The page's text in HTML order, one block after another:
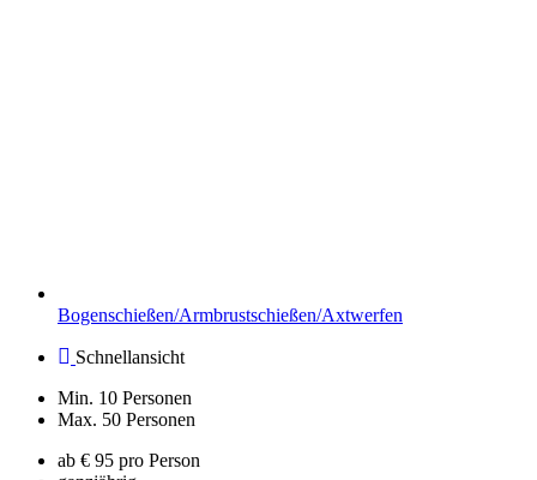
Bogenschießen/Armbrustschießen/Axtwerfen
Schnellansicht
Min. 10 Personen
Max. 50 Personen
ab € 95 pro Person